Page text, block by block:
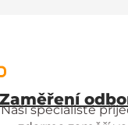
Zaměření
Naši specialisté